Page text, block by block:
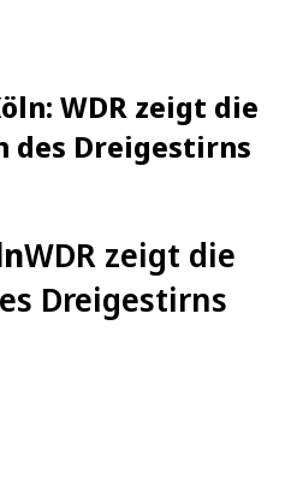
WDR zeigt die
des Dreigestirns
WDR zeigt die
Dreigestirns